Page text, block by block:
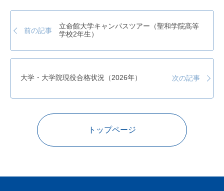
前の記事
立命館大学キャンパスツアー（聖和学院髙等
学校2年生）
大学・大学院現役合格状況（2026年） 次の記事
トップページ